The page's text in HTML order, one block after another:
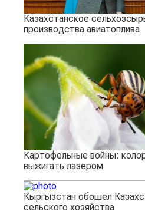
Казахстанское
производства авиатоплива
Картофельные войны:
выжигать лазером
Кыргызстан обошел
сельского хозяйства